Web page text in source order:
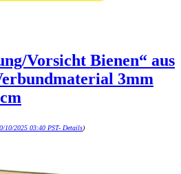
Vorsicht Bienen“ aus
3mm
10/2025 03:40 PST- Details)